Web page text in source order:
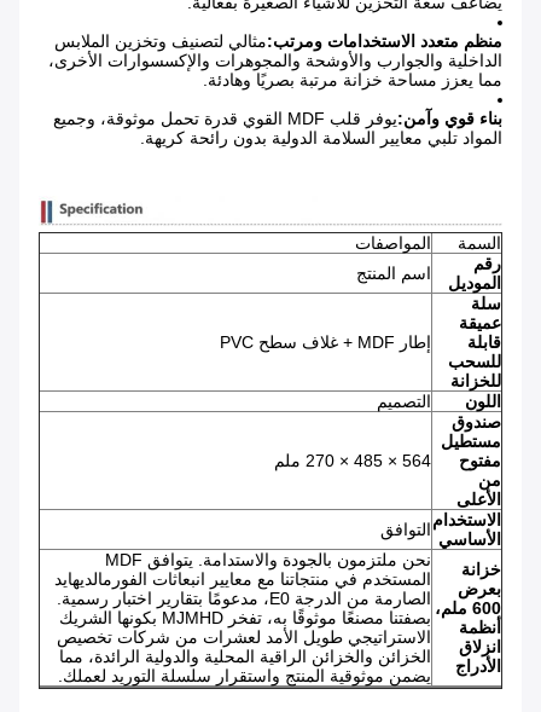
منظم متعدد الاستخدامات ومرتب:مثالي لتصنيف وتخزين الملابس
الداخلية والجوارب والأوشحة والمجوهرات والإكسسوارات الأخرى،
مما يعزز مساحة خزانة مرتبة بصريًا وهادئة.
بناء قوي وآمن:
يوفر قلب MDF القوي قدرة تحمل موثوقة، وجميع
المواد تلبي معايير السلامة الدولية بدون رائحة كريهة.
السمة
المواصفات
رقم
الموديل
اسم المنتج
سلة
عميقة
قابلة
للسحب
للخزانة
إطار MDF + غلاف سطح PVC
اللون
التصميم
صندوق
مستطيل
مفتوح
من
الأعلى
564 × 485 × 270 ملم
الاستخدام
الأساسي التوافق
خزانة
بعرض
600 ملم،
أنظمة
انزلاق
الأدراج
نحن ملتزمون بالجودة والاستدامة. يتوافق MDF
المستخدم في منتجاتنا مع معايير انبعاثات الفورمالديهايد
الصارمة من الدرجة E0، مدعومًا بتقارير اختبار رسمية.
بصفتنا مصنعًا موثوقًا به، تفخر MJMHD بكونها الشريك
الاستراتيجي طويل الأمد لعشرات من شركات تخصيص
الخزائن والخزائن الراقية المحلية والدولية الرائدة، مما
يضمن موثوقية المنتج واستقرار سلسلة التوريد لعملك.